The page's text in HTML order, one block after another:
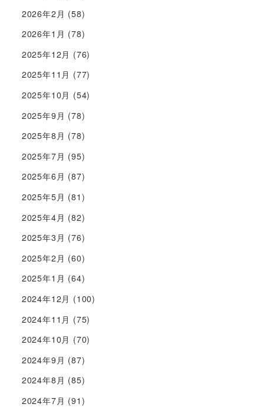
2026年2月 (58)
2026年1月 (78)
2025年12月 (76)
2025年11月 (77)
2025年10月 (54)
2025年9月 (78)
2025年8月 (78)
2025年7月 (95)
2025年6月 (87)
2025年5月 (81)
2025年4月 (82)
2025年3月 (76)
2025年2月 (60)
2025年1月 (64)
2024年12月 (100)
2024年11月 (75)
2024年10月 (70)
2024年9月 (87)
2024年8月 (85)
2024年7月 (91)